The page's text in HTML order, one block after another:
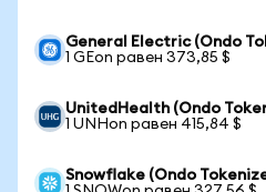
General Electric (Ondo
1 GEon равен 373,85 $
UnitedHealth (Ondo
1 UNHon равен 415,84 $
Snowflake (Ondo